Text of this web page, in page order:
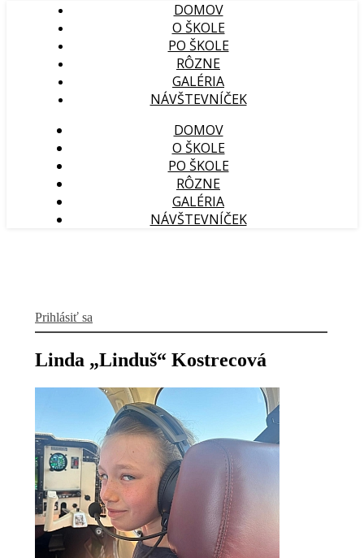
DOMOV
O ŠKOLE
PO ŠKOLE
RÔZNE
GALÉRIA
NÁVŠTEVNÍČEK
DOMOV
O ŠKOLE
PO ŠKOLE
RÔZNE
GALÉRIA
NÁVŠTEVNÍČEK
Prihlásiť sa
Linda „Linduš“ Kostrecová